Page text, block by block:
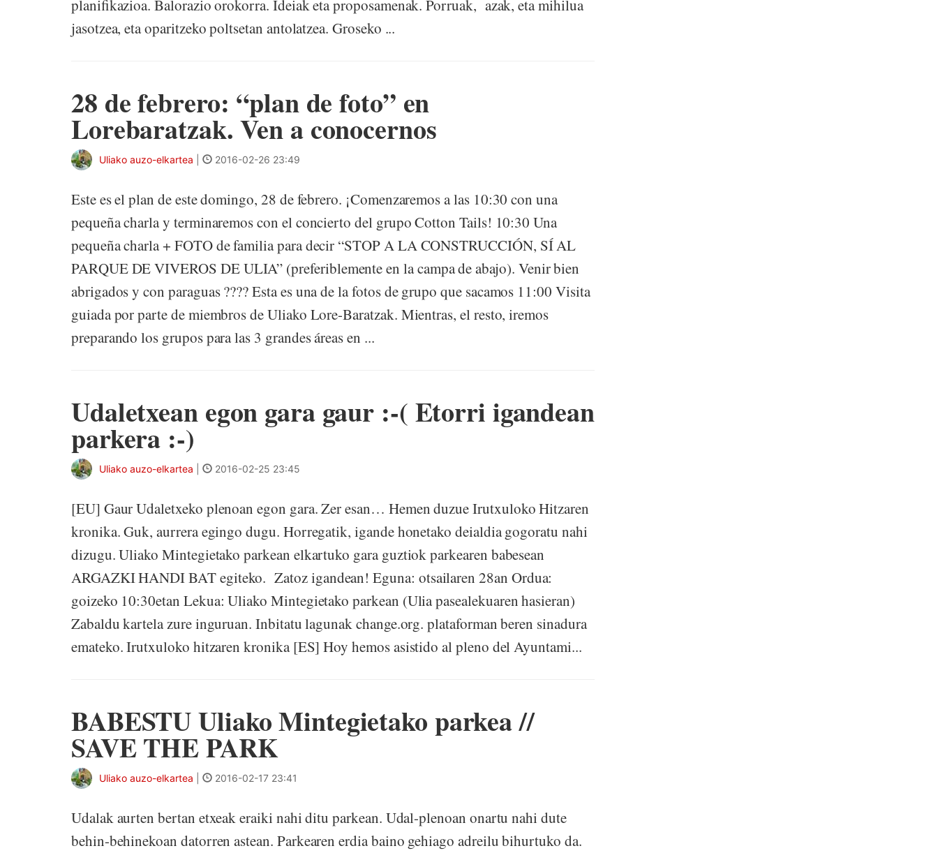
planifikazioa. Balorazio orokorra. Ideiak eta proposamenak. Porruak, azak, eta mihilua
jasotzea, eta oparitzeko poltsetan antolatzea. Groseko ...
28 de febrero: “plan de foto” en
Lorebaratzak. Ven a conocernos
Uliako auzo-elkartea 2016-02-26 23:49
Este es el plan de este domingo, 28 de febrero. ¡Comenzaremos a las 10:30 con una
pequeña charla y terminaremos con el concierto del grupo Cotton Tails! 10:30 Una
pequeña charla + FOTO de familia para decir “STOP A LA CONSTRUCCIÓN, SÍ AL
PARQUE DE VIVEROS DE ULIA” (preferiblemente en la campa de abajo). Venir bien
abrigados y con paraguas ???? Esta es una de la fotos de grupo que sacamos 11:00 Visita
guiada por parte de miembros de Uliako Lore-Baratzak. Mientras, el resto, iremos
preparando los grupos para las 3 grandes áreas en ...
Udaletxean egon gara gaur :-( Etorri igandean
parkera :-)
Uliako auzo-elkartea 2016-02-25 23:45
[EU] Gaur Udaletxeko plenoan egon gara. Zer esan… Hemen duzue Irutxuloko Hitzaren
kronika. Guk, aurrera egingo dugu. Horregatik, igande honetako deialdia gogoratu nahi
dizugu. Uliako Mintegietako parkean elkartuko gara guztiok parkearen babesean
ARGAZKI HANDI BAT egiteko. Zatoz igandean! Eguna: otsailaren 28an Ordua:
goizeko 10:30etan Lekua: Uliako Mintegietako parkean (Ulia pasealekuaren hasieran)
Zabaldu kartela zure inguruan. Inbitatu lagunak change.org. plataforman beren sinadura
emateko. Irutxuloko hitzaren kronika [ES] Hoy hemos asistido al pleno del Ayuntami...
BABESTU Uliako Mintegietako parkea //
SAVE THE PARK
Uliako auzo-elkartea 2016-02-17 23:41
Udalak aurten bertan etxeak eraiki nahi ditu parkean. Udal-plenoan onartu nahi dute
behin-behinekoan datorren astean. Parkearen erdia baino gehiago adreilu bihurtuko da.